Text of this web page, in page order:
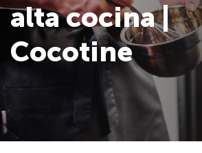
alta cocina |
Cocotine